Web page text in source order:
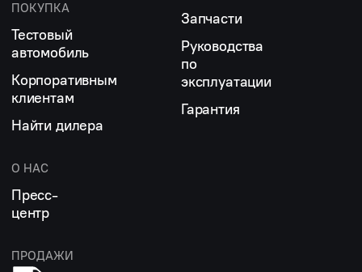
ПОКУПКА
Тестовый
автомобиль
Корпоративным
клиентам
Найти дилера
Запчасти
Руководства
по
эксплуатации
Гарантия
О НАС
Пресс-
центр
ПРОДАЖИ